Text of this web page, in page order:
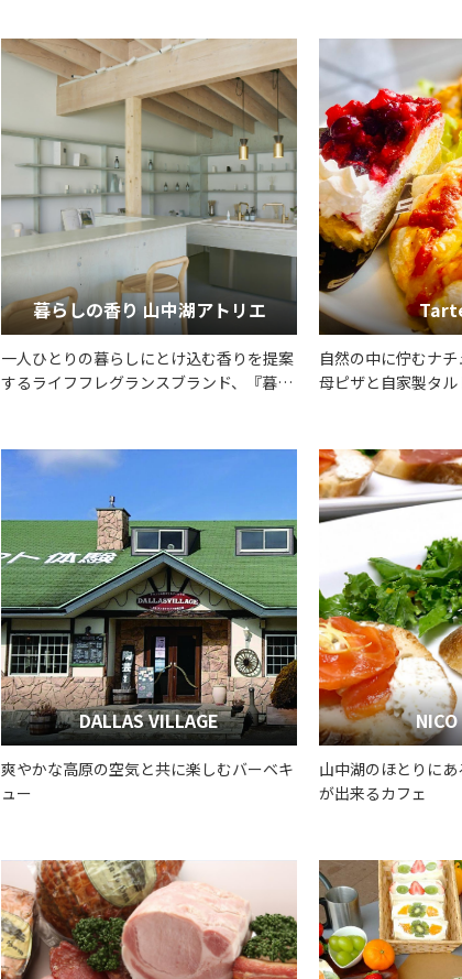
暮らしの香り 山中湖アトリエ
一人ひとりの暮らしにとけ込む香りを提案
するライフフレグランスブランド、『暮ら
自然の中に佇むナ
母ピザと自家製タ
DALLAS VILLAGE
爽やかな高原の空気と共に楽しむバーベキ
ュー
山中湖のほとりに
が出来るカフェ